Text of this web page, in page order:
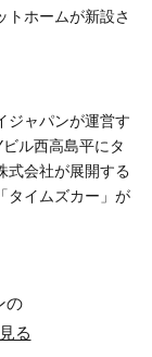
トホームが新設さ
ジャパンが運営す
ル西高島平にタ
式会社が展開する
タイムズカー」が
の
る